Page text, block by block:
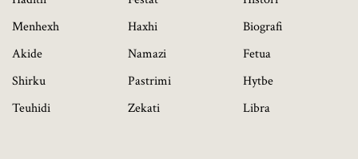
Menhexh
Akide
Shirku
Teuhidi
Haxhi
Namazi
Pastrimi
Zekati
Biografi
Fetua
Hytbe
Libra